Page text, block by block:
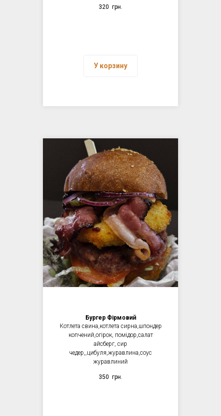
320 грн.
У корзину
Бургер Фірмовий
Котлета свина,котлета сирна,шпондер
копчений,огірок, помідор,салат
айсберг, сир
чедер,,цибуля,журавлина,соус
журавлиний
350 грн.